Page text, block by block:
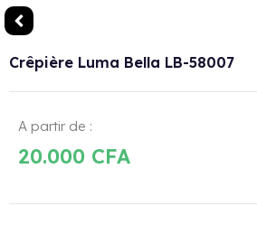
Crêpière Luma Bella LB-58007
A partir de :
20.000 CFA